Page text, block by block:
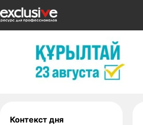
Контекст дня